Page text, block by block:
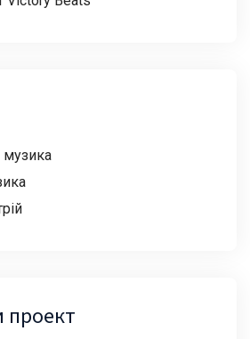
музика
проект